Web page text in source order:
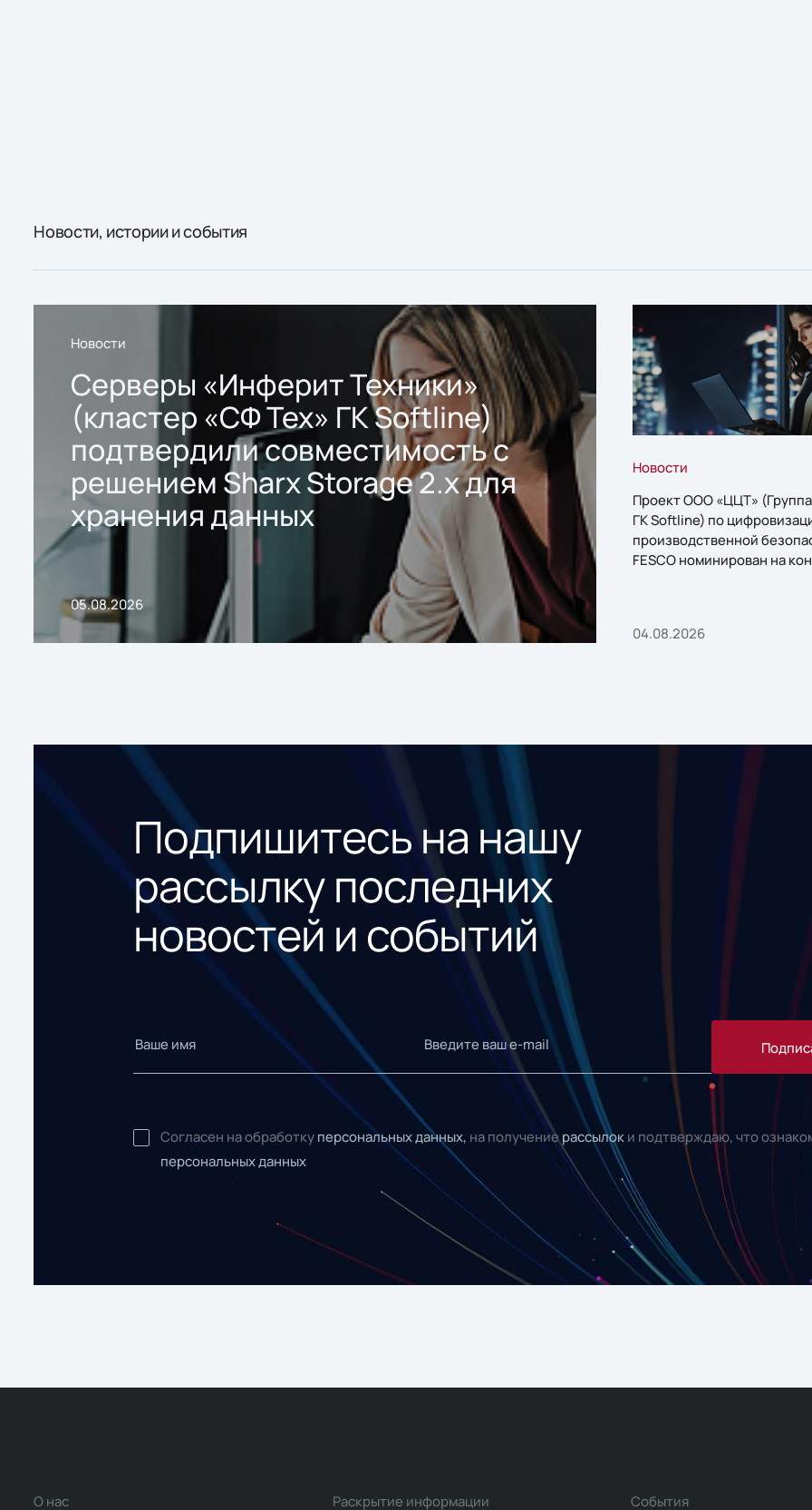
Новости, истории и события
Новости
Серверы «Инферит Техники»
(кластер «СФ Тех» ГК Softline)
подтвердили совместимость с
решением Sharx Storage 2.x для
хранения данных
05.08.2026
Новости
Проект ООО «ЦЦТ»
ГК Softline) по
производственной
FESCO номинирован на
04.08.2026
Подпишитесь на нашу
рассылку последних
новостей и событий
Согласен на обработку персональных данных, на получениерассылок и подтверждаю, что
персональных данных
О нас Раскрытие информации События